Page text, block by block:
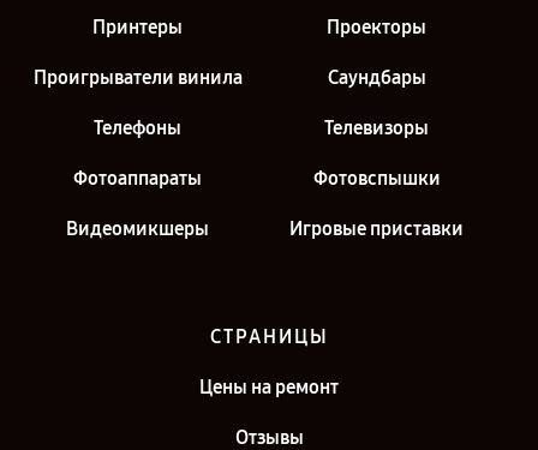
Принтеры Проекторы
Проигрыватели винила Саундбары
Телефоны Телевизоры
Фотоаппараты Фотовспышки
Видеомикшеры Игровые приставки
СТРАНИЦЫ
Цены на ремонт
Отзывы